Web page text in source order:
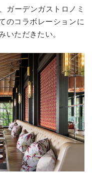
ガーデンガストロノミ
のコラボレーションに
いただきたい。